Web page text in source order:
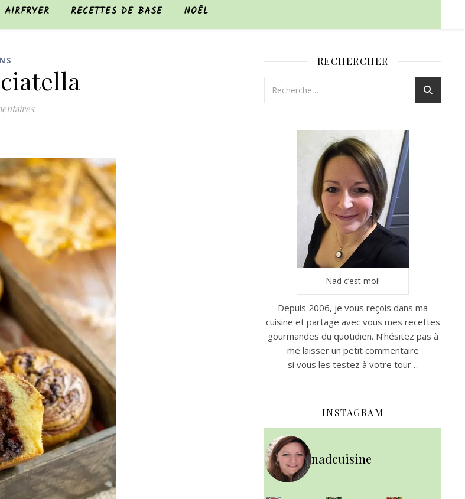
RECETTES DE BASE NOËL
RECHERCHER
Nad c’est moi!
Depuis 2006, je vous reçois dans ma
cuisine et partage avec vous mes recettes
gourmandes du quotidien. N’hésitez pas à
me laisser un petit commentaire
si vous les testez à votre tour…
INSTAGRAM
nadcuisine